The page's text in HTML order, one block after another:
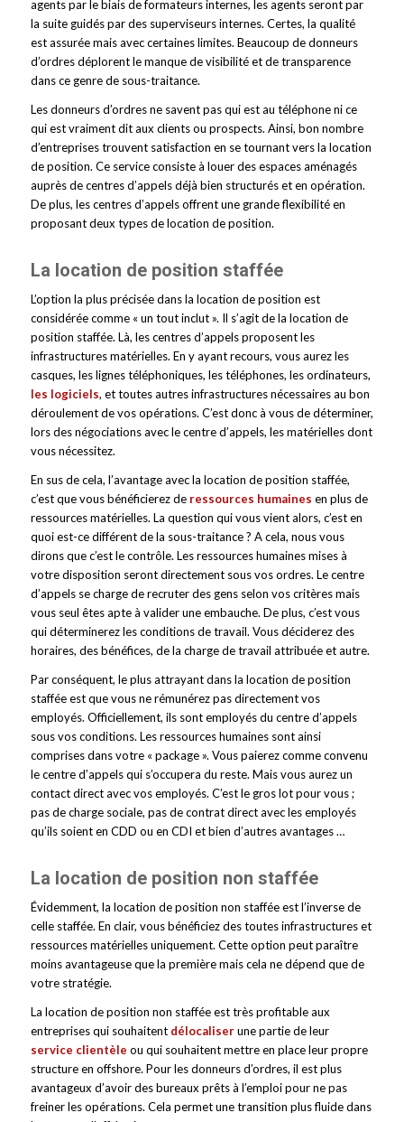
agents par le biais de formateurs internes, les agents seront par
la suite guidés par des superviseurs internes. Certes, la qualité
est assurée mais avec certaines limites. Beaucoup de donneurs
d’ordres déplorent le manque de visibilité et de transparence
dans ce genre de sous-traitance.
Les donneurs d’ordres ne savent pas qui est au téléphone ni ce
qui est vraiment dit aux clients ou prospects. Ainsi, bon nombre
d’entreprises trouvent satisfaction en se tournant vers la location
de position. Ce service consiste à louer des espaces aménagés
auprès de centres d’appels déjà bien structurés et en opération.
De plus, les centres d’appels offrent une grande flexibilité en
proposant deux types de location de position.
La location de position staffée
L’option la plus précisée dans la location de position est
considérée comme « un tout inclut ». Il s’agit de la location de
position staffée. Là, les centres d’appels proposent les
infrastructures matérielles. En y ayant recours, vous aurez les
casques, les lignes téléphoniques, les téléphones, les ordinateurs,
les logiciels, et toutes autres infrastructures nécessaires au bon
déroulement de vos opérations. C’est donc à vous de déterminer,
lors des négociations avec le centre d’appels, les matérielles dont
vous nécessitez.
En sus de cela, l’avantage avec la location de position staffée,
c’est que vous bénéficierez de ressources humaines en plus de
ressources matérielles. La question qui vous vient alors, c’est en
quoi est-ce différent de la sous-traitance ? A cela, nous vous
dirons que c’est le contrôle. Les ressources humaines mises à
votre disposition seront directement sous vos ordres. Le centre
d’appels se charge de recruter des gens selon vos critères mais
vous seul êtes apte à valider une embauche. De plus, c’est vous
qui déterminerez les conditions de travail. Vous déciderez des
horaires, des bénéfices, de la charge de travail attribuée et autre.
Par conséquent, le plus attrayant dans la location de position
staffée est que vous ne rémunérez pas directement vos
employés. Officiellement, ils sont employés du centre d’appels
sous vos conditions. Les ressources humaines sont ainsi
comprises dans votre « package ». Vous paierez comme convenu
le centre d’appels qui s’occupera du reste. Mais vous aurez un
contact direct avec vos employés. C’est le gros lot pour vous ;
pas de charge sociale, pas de contrat direct avec les employés
qu’ils soient en CDD ou en CDI et bien d’autres avantages …
La location de position non staffée
Évidemment, la location de position non staffée est l’inverse de
celle staffée. En clair, vous bénéficiez des toutes infrastructures et
ressources matérielles uniquement. Cette option peut paraître
moins avantageuse que la première mais cela ne dépend que de
votre stratégie.
La location de position non staffée est très profitable aux
entreprises qui souhaitent délocaliserune partie de leur
service clientèle ou qui souhaitent mettre en place leur propre
structure en offshore. Pour les donneurs d’ordres, il est plus
avantageux d’avoir des bureaux prêts à l’emploi pour ne pas
freiner les opérations. Cela permet une transition plus fluide dans